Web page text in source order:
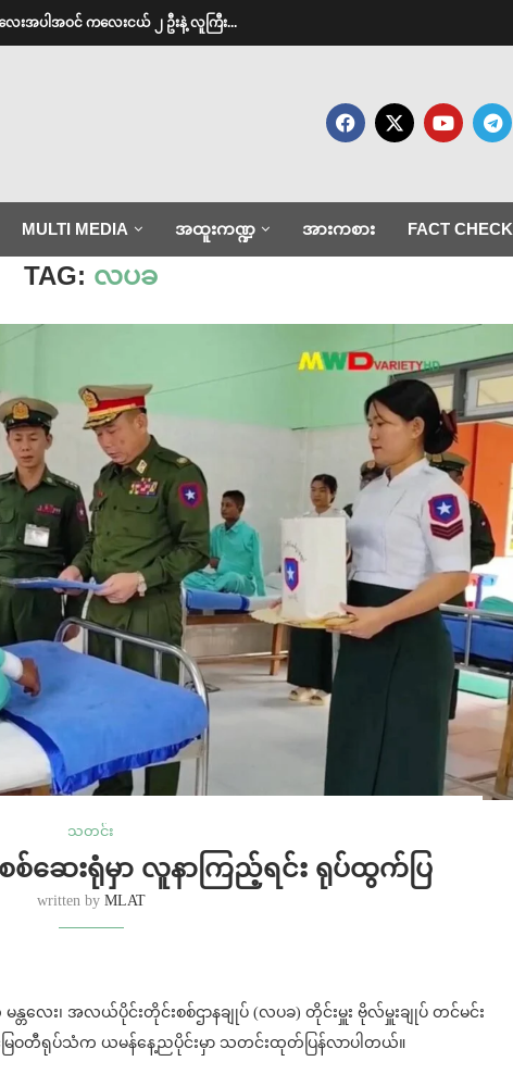
းအပါအဝင် ကလေးငယ် ၂ ဦးနဲ့ လူကြီး...
MULTI MEDIA အထူးကဏ္ဍ အားကစား FACT CHECK
TAG: လပခ
သတင်း
စစ်ဆေးရုံမှာ လူနာကြည့်ရင်း ရုပ်ထွက်ပြ
written by MLAT
း၊ အလယ်ပိုင်းတိုင်းစစ်ဌာနချုပ် (လပခ) တိုင်းမှူး ဗိုလ်မှူးချုပ် တင်မင်း
ြဝတီရုပ်သံက ယမန်နေ့ညပိုင်းမှာ သတင်းထုတ်ပြန်လာပါတယ်။